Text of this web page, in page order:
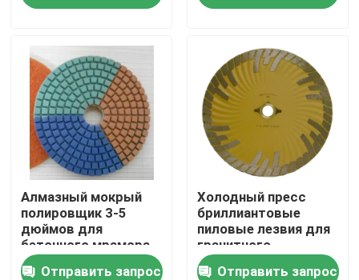
Продукты
О нас
Путешествие фабрики
Проверка качества
Свяжитесь мы
Новости
Алмазный мокрый
полировщик 3-5
дюймов для
бетонного мрамора
Отправить запрос
Холодный пресс
бриллиантовые
пиловые лезвия для
гранитного
бетонного мрамора
Отправить запрос